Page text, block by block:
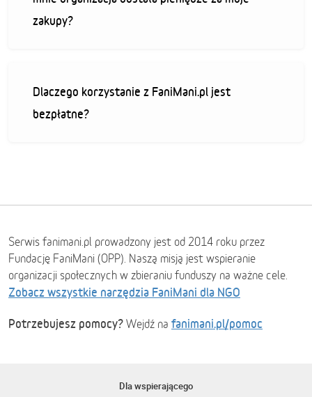
zakupy?
Dlaczego korzystanie z FaniMani.pl jest
bezpłatne?
Serwis fanimani.pl prowadzony jest od 2014 roku przez
Fundację FaniMani (OPP). Naszą misją jest wspieranie
organizacji społecznych w zbieraniu funduszy na ważne cele.
Zobacz wszystkie narzędzia FaniMani dla NGO
Potrzebujesz pomocy? Wejdź na fanimani.pl/pomoc
Dla wspierającego